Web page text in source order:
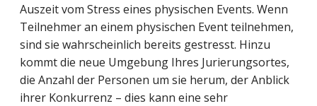
Auszeit vom Stress eines physischen Events. Wenn
Teilnehmer an einem physischen Event teilnehmen,
sind sie wahrscheinlich bereits gestresst. Hinzu
kommt die neue Umgebung Ihres Jurierungsortes,
die Anzahl der Personen um sie herum, der Anblick
ihrer Konkurrenz – dies kann eine sehr